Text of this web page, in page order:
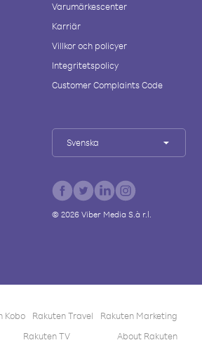
Varumärkescenter
Karriär
Villkor och policyer
Integritetspolicy
Customer Complaints Code
Svenska
© 2026Viber Media S.à r.l.
Kobo Rakuten Travel
Rakuten Marketing
Rakuten TV About Rakuten